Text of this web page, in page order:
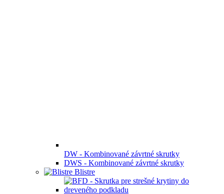
DW - Kombinované závrtné skrutky
DWS - Kombinované závrtné skrutky
Blistre